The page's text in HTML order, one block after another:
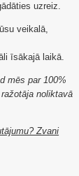
uzreiz.
veikalā,
īsākajā laikā.
mēs par 100%
noliktavā
Zvani